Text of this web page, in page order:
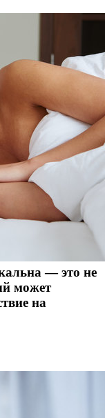
— это не
может
на